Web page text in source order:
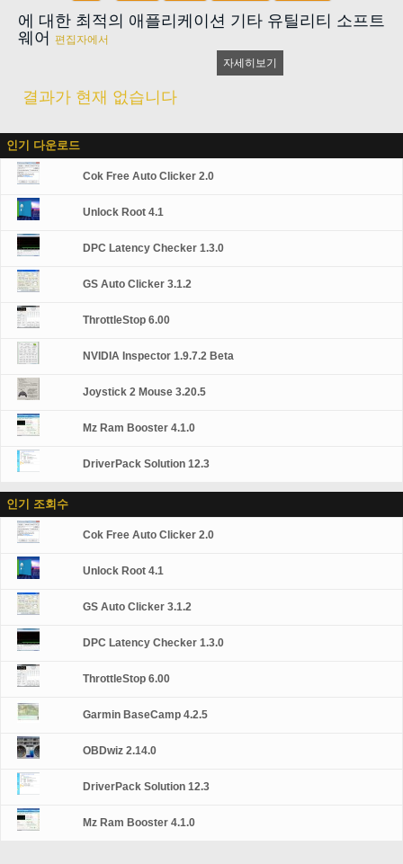
에 대한 최적의 애플리케이션 기타 유틸리티 소프트
웨어
편집자에서
자세히보기
결과가 현재 없습니다
인기 다운로드
Cok Free Auto Clicker 2.0
Unlock Root 4.1
DPC Latency Checker 1.3.0
GS Auto Clicker 3.1.2
ThrottleStop 6.00
NVIDIA Inspector 1.9.7.2 Beta
Joystick 2 Mouse 3.20.5
Mz Ram Booster 4.1.0
DriverPack Solution 12.3
인기 조회수
Cok Free Auto Clicker 2.0
Unlock Root 4.1
GS Auto Clicker 3.1.2
DPC Latency Checker 1.3.0
ThrottleStop 6.00
Garmin BaseCamp 4.2.5
OBDwiz 2.14.0
DriverPack Solution 12.3
Mz Ram Booster 4.1.0